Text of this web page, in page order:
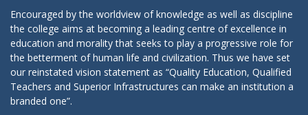
Encouraged by the worldview of knowledge as well as discipline
the college aims at becoming a leading centre of excellence in
education and morality that seeks to play a progressive role for
the betterment of human life and civilization. Thus we have set
our reinstated vision statement as “Quality Education, Qualified
Teachers and Superior Infrastructures can make an institution a
branded one”.